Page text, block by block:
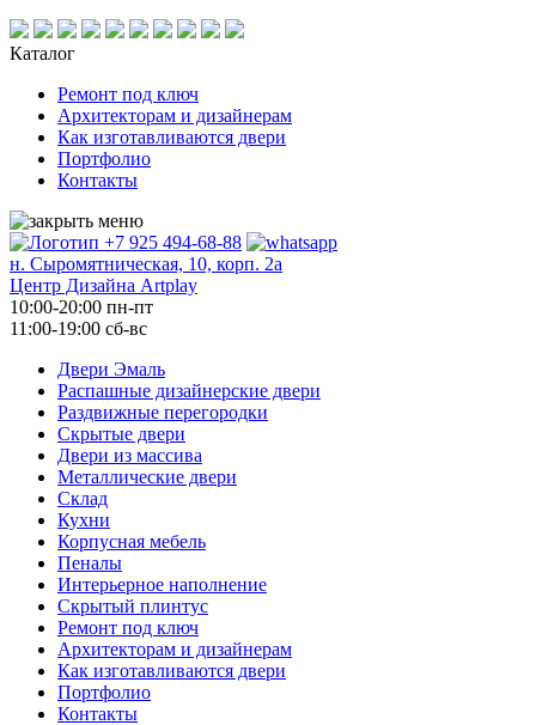
Каталог
Ремонт под ключ
Архитекторам и дизайнерам
Как изготавливаются двери
Портфолио
Контакты
+7 925 494-68-88
н. Сыромятническая, 10, корп. 2а
Центр Дизайна Artplay
10:00-20:00 пн-пт
11:00-19:00 сб-вс
Двери Эмаль
Распашные дизайнерские двери
Раздвижные перегородки
Скрытые двери
Двери из массива
Металлические двери
Склад
Кухни
Корпусная мебель
Пеналы
Интерьерное наполнение
Скрытый плинтус
Ремонт под ключ
Архитекторам и дизайнерам
Как изготавливаются двери
Портфолио
Контакты